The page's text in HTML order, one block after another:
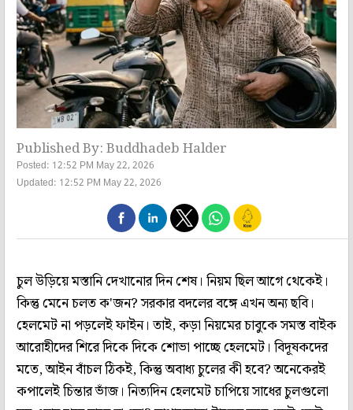
Published By: Buddhadeb Halder
Posted: 12:52 PM May 22, 2026
Updated: 12:52 PM May 22, 2026
চুল উড়িয়ে মস্তানি দেখানোর দিন শেষ। নিয়ম ছিল আগে থেকেই।
কিন্তু মেনে চলত ক'জন? সরকার বদলের বঙ্গে এখন অন্য ছবি।
হেলমেট না পড়লেই ফাইন। তাই, কড়া নিয়মের চাবুকে সমস্ত বাইক
আরোহীদের শিরে দিকে দিকে শোভা পাচ্ছে হেলমেট। বিদূষকদের
মতে, আইন বাঁচল ঠিকই, কিন্তু অবাধ্য চুলের কী হবে? অনেকেরই
কপালেই চিন্তার ভাঁজ। নিত্যদিন হেলমেট চাপিয়ে সাধের চুলগুলো